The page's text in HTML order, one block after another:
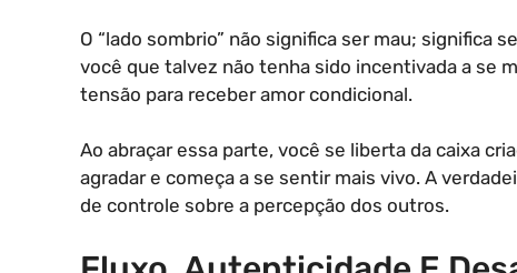
O “lado sombrio” não significa ser mau; significa
você que talvez não tenha sido incentivada a se
tensão para receber amor condicional.
Ao abraçar essa parte, você se liberta da caixa
agradar e começa a se sentir mais vivo. A
de controle sobre a percepção dos outros.